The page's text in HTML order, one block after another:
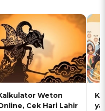
Weton
Cek Hari Lahir